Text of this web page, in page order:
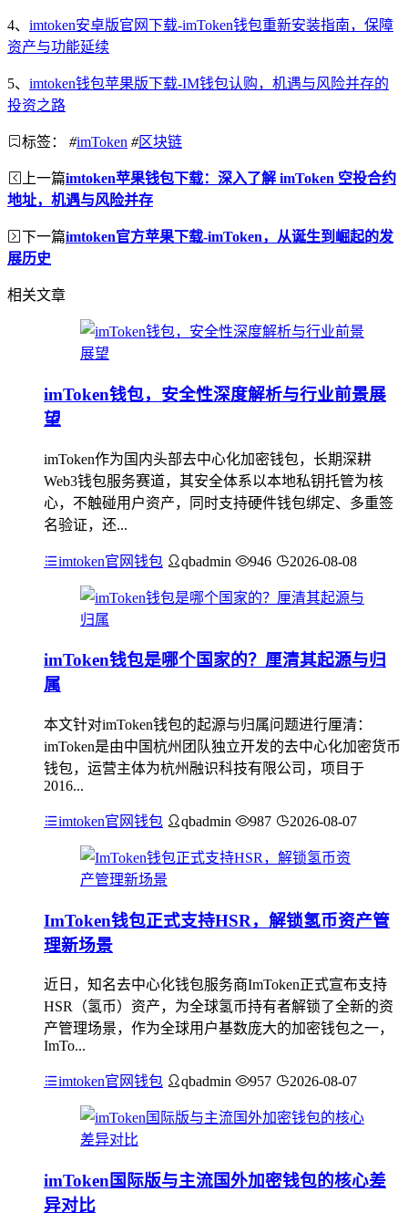
4、 imtoken安卓版官网下载-imToken钱包重新安装指南，保障
资产与功能延续
5、 imtoken钱包苹果版下载-IM钱包认购，机遇与风险并存的
投资之路
标签： #imToken #区块链
上一篇imtoken苹果钱包下载：深入了解 imToken 空投合约
地址，机遇与风险并存
下一篇imtoken官方苹果下载-imToken，从诞生到崛起的发
展历史
相关文章
imToken钱包，安全性深度解析与行业前景展
望
imToken作为国内头部去中心化加密钱包，长期深耕
Web3钱包服务赛道，其安全体系以本地私钥托管为核
心，不触碰用户资产，同时支持硬件钱包绑定、多重签
名验证，还...
imtoken官网钱包 qbadmin 946 2026-08-08
imToken钱包是哪个国家的？厘清其起源与归
属
本文针对imToken钱包的起源与归属问题进行厘清：
imToken是由中国杭州团队独立开发的去中心化加密货币
钱包，运营主体为杭州融识科技有限公司，项目于
2016...
imtoken官网钱包 qbadmin 987 2026-08-07
ImToken钱包正式支持HSR，解锁氢币资产管
理新场景
近日，知名去中心化钱包服务商ImToken正式宣布支持
HSR（氢币）资产，为全球氢币持有者解锁了全新的资
产管理场景，作为全球用户基数庞大的加密钱包之一，
ImTo...
imtoken官网钱包 qbadmin 957 2026-08-07
imToken国际版与主流国外加密钱包的核心差
异对比